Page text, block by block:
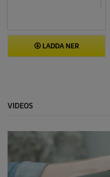
LADDA NER
VIDEOS